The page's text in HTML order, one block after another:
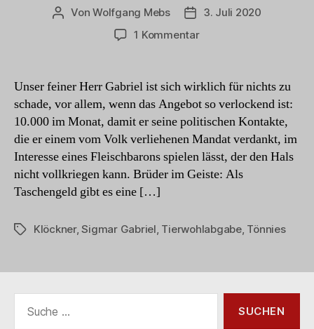
Beitragsautor
VonWolfgang Mebs Beitragsdatum
3. Juli 2020
1 Kommentarzu
Unser feiner Herr Gabriel ist sich wirklich für nichts zu
schade, vor allem, wenn das Angebot so verlockend ist:
10.000 im Monat, damit er seine politischen Kontakte,
die er einem vom Volk verliehenen Mandat verdankt, im
Interesse eines Fleischbarons spielen lässt, der den Hals
nicht vollkriegen kann. Brüder im Geiste: Als
Taschengeld gibt es eine […]
Schlagwörter
Klöckner,Sigmar Gabriel Tierwohlabgabe, Tönnies
nach: